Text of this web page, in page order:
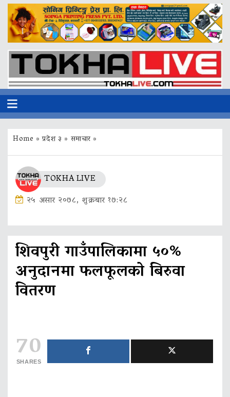
Home »प्रदेश ३ » समाचार»
TOKHA LIVE
२५ असार २०७८, शुक्रबार १७:२८
शिवपुरी गाउँपालिकामा ५०%
अनुदानमा फलफूलको बिरुवा
वितरण
70
SHARES